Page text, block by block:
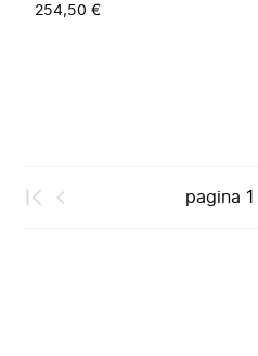
254,50 €
pagina 1